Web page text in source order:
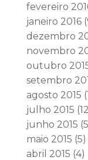
fevereiro
janeiro 2016
dezembro
novembro
outubro
setembro
agosto 2015
julho 2015
junho 2015
maio 2015 (5)
abril 2015 (4)